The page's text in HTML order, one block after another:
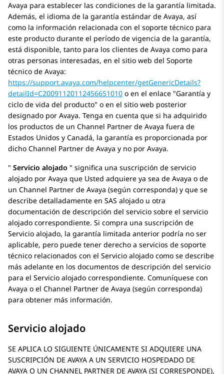
Avaya para establecer las condiciones de la garantía limitada.
Además, el idioma de la garantía estándar de Avaya, así
como la información relacionada con el soporte técnico para
este producto durante el período de vigencia de la garantía,
está disponible, tanto para los clientes de Avaya como para
otras personas interesadas, en el sitio web del Soporte
técnico de Avaya:
https://support.avaya.com/helpcenter/getGenericDetails?
detailId=C20091120112456651010 o en el enlace Garantía y
ciclo de vida del producto o en el sitio web posterior
designado por Avaya. Tenga en cuenta que si ha adquirido
los productos de un Channel Partner de Avaya fuera de
Estados Unidos y Canadá, la garantía es proporcionada por
dicho Channel Partner de Avaya y no por Avaya.
Servicio alojado
significa una suscripción de servicio
alojado por Avaya que Usted adquiere ya sea de Avaya o de
un Channel Partner de Avaya (según corresponda) y que se
describe detalladamente en SAS alojado u otra
documentación de descripción del servicio sobre el servicio
alojado correspondiente. Si compra una suscripción de
Servicio alojado, la garantía limitada anterior podría no ser
aplicable, pero puede tener derecho a servicios de soporte
técnico relacionados con el Servicio alojado como se describe
más adelante en los documentos de descripción del servicio
para el Servicio alojado correspondiente. Comuníquese con
Avaya o el Channel Partner de Avaya (según corresponda)
para obtener más información.
Servicio alojado
SE APLICA LO SIGUIENTE ÚNICAMENTE SI ADQUIERE UNA
SUSCRIPCIÓN DE AVAYA A UN SERVICIO HOSPEDADO DE
AVAYA O UN CHANNEL PARTNER DE AVAYA (SI CORRESPONDE),